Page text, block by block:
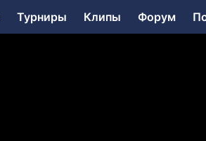
Турниры Клипы Форум